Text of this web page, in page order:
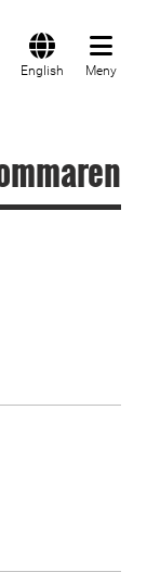
English Meny